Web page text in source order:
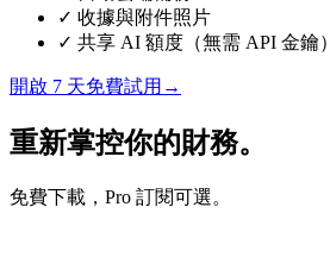
✓ 收據與附件照片
✓ 共享 AI 額度（無需 API 金鑰）
開啟 7 天免費試用 →
重新掌控你的財務。
免費下載，Pro 訂閱可選。